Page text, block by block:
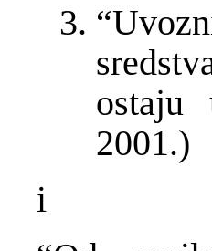
ostaju
2001.)
i